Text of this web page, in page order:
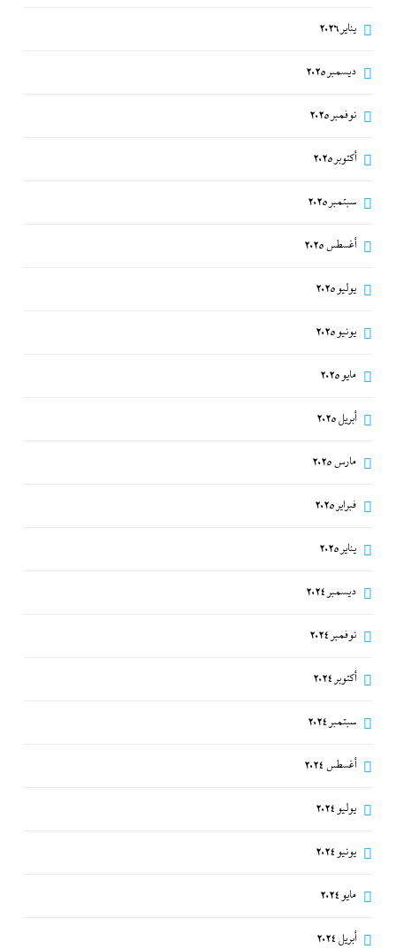
يناير 2026
ديسمبر 2025
نوفمبر 2025
أكتوبر 2025
سبتمبر 2025
أغسطس 2025
يوليو 2025
يونيو 2025
مايو 2025
أبريل 2025
مارس 2025
فبراير 2025
يناير 2025
ديسمبر 2024
نوفمبر 2024
أكتوبر 2024
سبتمبر 2024
أغسطس 2024
يوليو 2024
يونيو 2024
مايو 2024
أبريل 2024